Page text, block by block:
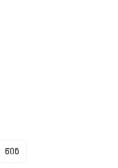
წინ